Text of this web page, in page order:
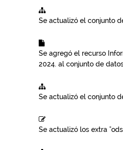
Se actualizó el conjunto
Se agregó el recurso
2024. al conjunto de
Se actualizó el conjunto
Se actualizó los extra